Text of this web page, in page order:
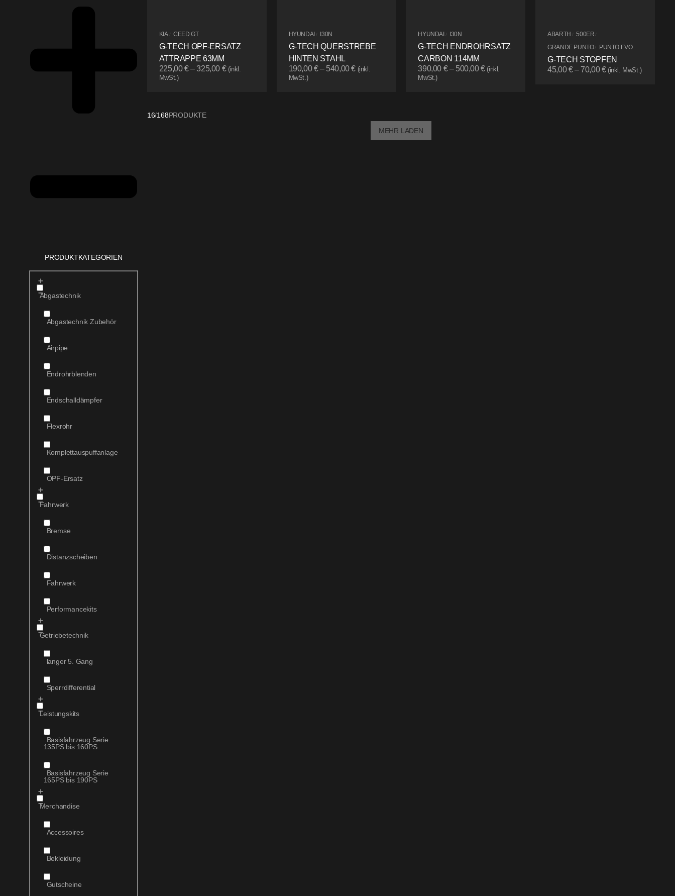
PRODUKTKATEGORIEN
Abgastechnik
Abgastechnik Zubehör
Airpipe
Endrohrblenden
Endschalldämpfer
Flexrohr
Komplettauspuffanlage
OPF-Ersatz
Fahrwerk
Bremse
Distanzscheiben
Fahrwerk
Performancekits
Getriebetechnik
langer 5. Gang
Sperrdifferential
Leistungskits
Basisfahrzeug Serie
135PS bis 160PS
Basisfahrzeug Serie
165PS bis 190PS
Merchandise
Accessoires
Bekleidung
Gutscheine
KIA / CEED GT
G-TECH OPF-ERSATZ
ATTRAPPE 63MM
225,00€–325,00 € (inkl.
MwSt.)
HYUNDAI / I30N
G-TECH QUERSTREBE
HINTEN STAHL
190,00€– 540,00€ (inkl.
MwSt.)
HYUNDAI / I30N
G-TECH ENDROHRSATZ
CARBON 114MM
390,00 €– 500,00€ (inkl.
MwSt.)
ABARTH / 500ER /
GRANDE PUNTO / PUNTO EVO
G-TECH STOPFEN
45,00€– 70,00€ (inkl. MwSt.)
16/168PRODUKTE
MEHR LADEN